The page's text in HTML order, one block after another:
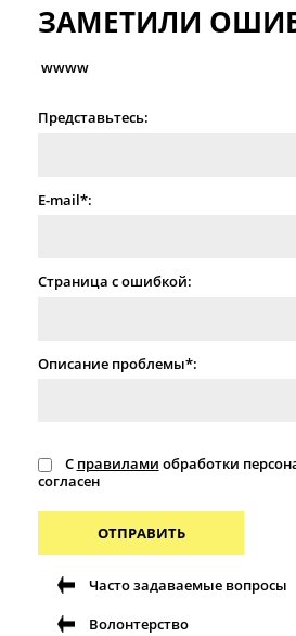
ЗАМЕТИЛИ
wwww
Представьтесь:
E-mail*:
Страница с ошибкой:
Описание проблемы*:
С правилами обработки
согласен
ОТПРАВИТЬ
Часто задаваемые вопросы
Волонтерство